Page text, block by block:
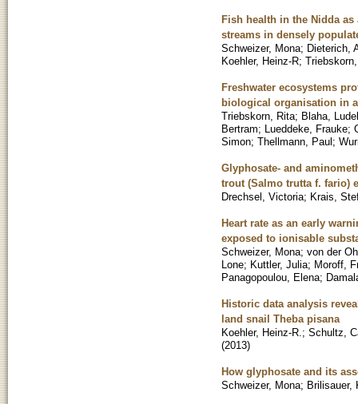
Fish health in the Nidda
streams in densely
Schweizer, Mona; Dieterich,
Koehler, Heinz-R;
Freshwater ecosystems
biological organisation in
Triebskorn, Rita; Blaha,
Bertram; Lueddeke, Frauke;
Simon; Thellmann, Paul;
Glyphosate- and
trout (Salmo trutta f. fario)
Drechsel, Victoria; Krais,
Heart rate as an early
exposed to ionisable
Schweizer, Mona; von der
Lone; Kuttler, Julia; Moroff,
Panagopoulou, Elena;
Historic data analysis
land snail Theba pisana
Koehler, Heinz-R. ; Schultz,
(2013)
How glyphosate and its
Schweizer, Mona; Brilisauer,